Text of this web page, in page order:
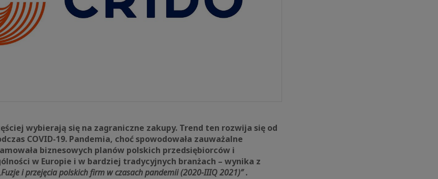
wybierają się na zagraniczne zakupy. Trend ten rozwija się od
COVID-19. Pandemia, choć spowodowała zauważalne
biznesowych planów polskich przedsiębiorców i
w Europie i w bardziej tradycyjnych branżach – wynika z
Fuzje i przejęcia polskich firm w czasach pandemii (2020-IIIQ 2021)”.